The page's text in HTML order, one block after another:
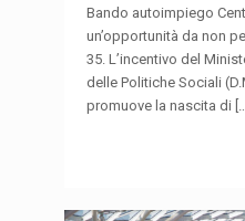
Bando autoimpiego
un’opportunità da non
35. L’incentivo del
delle Politiche Sociali
promuove la nascita di